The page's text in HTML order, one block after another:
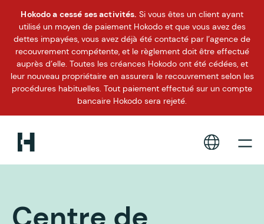
Hokodo a cessé ses activités. Si vous êtes un client ayant
utilisé un moyen de paiement Hokodo et que vous avez des
dettes impayées, vous avez déjà été contacté par l’agence de
recouvrement compétente, et le règlement doit être effectué
auprès d’elle. Toutes les créances Hokodo ont été cédées, et
leur nouveau propriétaire en assurera le recouvrement selon les
procédures habituelles. Tout paiement effectué sur un compte
bancaire Hokodo sera rejeté.